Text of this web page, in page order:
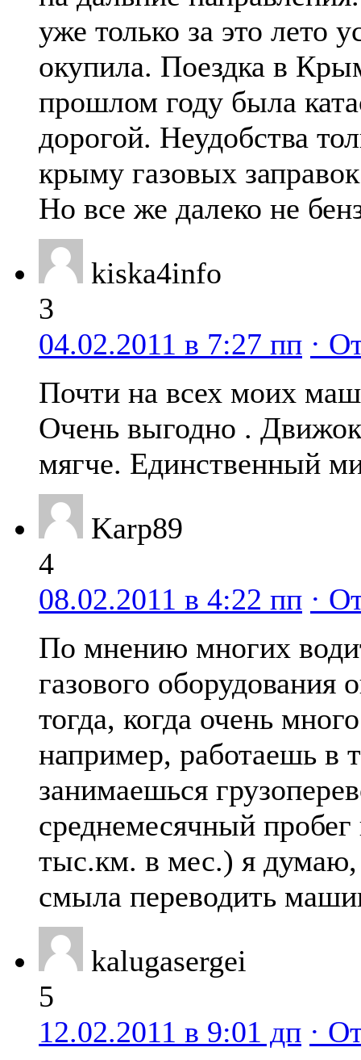
уже только за это лето
окупила. Поездка в
прошлом году была
дорогой. Неудобства
крыму газовых
Но все же далеко не
kiska4info
3
04.02.2011 в 7:27 пп ·
Почти на всех моих
Очень выгодно .
мягче. Единственный
Karp89
4
08.02.2011 в 4:22 пп ·
По мнению многих
газового оборудования
тогда, когда очень
например, работаешь в
занимаешься
среднемесячный
тыс.км. в мес.) я думаю,
смыла переводить
kalugasergei
5
12.02.2011 в 9:01 дп ·